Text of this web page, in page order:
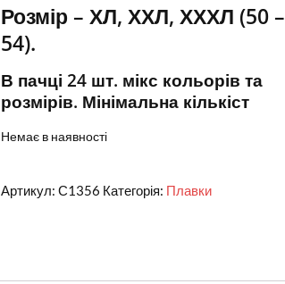
Розмір – ХЛ, ХХЛ, ХХХЛ (50 –
54).
В пачці 24 шт. мікс кольорів та
розмірів. Мінімальна кількіст
Немає в наявності
Артикул:С1356 Категорія: Плавки